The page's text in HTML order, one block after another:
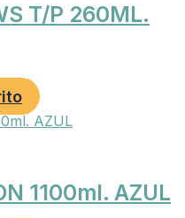
T/P 260ML.
1100ml. AZUL